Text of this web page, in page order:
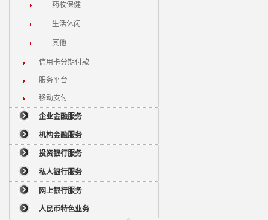
药妆保健
生活休闲
其他
信用卡分期付款
服务平台
移动支付
企业金融服务
机构金融服务
投资银行服务
私人银行服务
网上银行服务
人民币特色业务